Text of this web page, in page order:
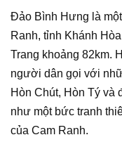
Đảo Bình Hưng là
Ranh, tỉnh Khánh
Trang khoảng 82km.
người dân gọi với
Hòn Chút, Hòn Tý
như một bức tranh
của Cam Ranh.